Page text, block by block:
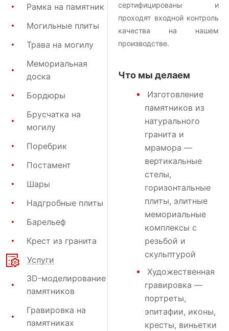
Рамка на памятник
Могильные плиты
Трава на могилу
Мемориальная
доска
Бордюры
Брусчатка на
могилу
Поребрик
Постамент
Шары
Надгробные плиты
Барельеф
Крест из гранита
Услуги
3D-моделирование
памятников
Гравировка на
памятниках
сертифицированы и
проходят входной контроль
качества на нашем
производстве.
Что мы делаем
Изготовление
памятников из
натурального
гранита и
мрамора —
вертикальные
стелы,
горизонтальные
плиты, элитные
мемориальные
комплексы с
резьбой и
скульптурой
Художественная
гравировка —
портреты,
эпитафии, иконы,
кресты, виньетки